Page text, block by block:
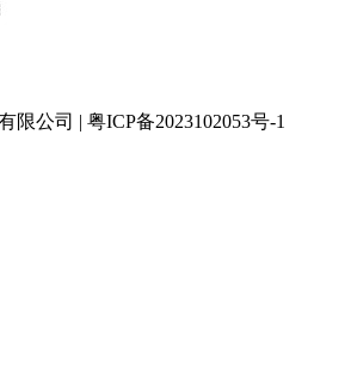
公司 | 粤ICP备2023102053号-1